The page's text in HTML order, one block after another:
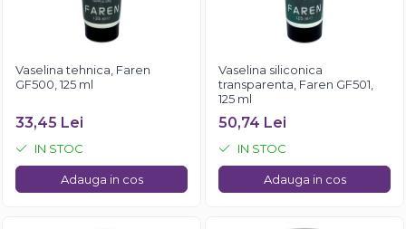
Vaselina tehnica, Faren
GF500, 125 ml
33,45 Lei
IN STOC
Adauga in cos
Vaselina siliconica
transparenta, Faren GF501,
125 ml
50,74 Lei
IN STOC
Adauga in cos